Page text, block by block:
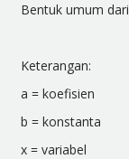
Bentuk umum
Keterangan:
a = koefisien
b = konstanta
x = variabel